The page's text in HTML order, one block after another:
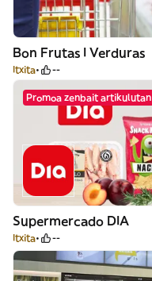
Bon Frutas I Verduras
Itxita --
Promoa zenbait artikulutan
Supermercado DIA
Itxita --